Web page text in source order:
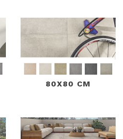
bij het door u gewenste
te klikken. Heeft u nog
naar informatie? Neem dan
keramische terrastegels 2
80X80 CM